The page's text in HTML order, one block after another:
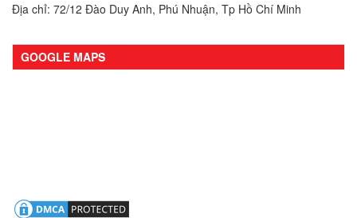
Địa chỉ: 72/12 Đào Duy Anh, Phú Nhuận, Tp Hồ Chí Minh
GOOGLE MAPS